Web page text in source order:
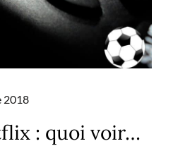
2018
: quoi voir…